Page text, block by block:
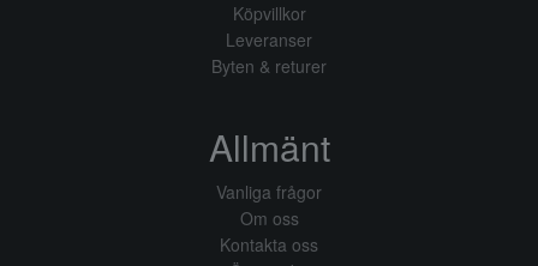
Köpvillkor
Leveranser
Byten & returer
Allmänt
Vanliga frågor
Om oss
Kontakta oss